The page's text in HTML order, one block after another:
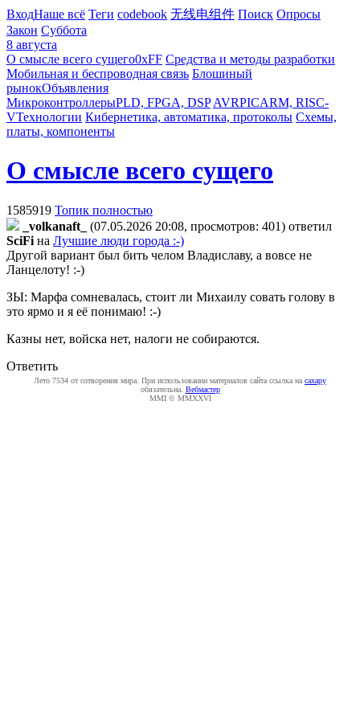
ВходНаше всё Теги codebook 无线电组件 Поиск Опросы
Закон Суббота
8 августа
О смысле всего сущего0xFF Средства и методы разработки
Мобильная и беспроводная связь Блошиный
рынокОбъявления
МикроконтроллерыPLD, FPGA, DSP AVRPICARM, RISC-
VТехнологии Кибернетика, автоматика, протоколы Схемы,
платы, компоненты
О смысле всего сущего
1585919 Топик полностью
_volkanaft_
(07.05.2026 20:08, просмотров: 401) ответил
SciFi на Лучшие люди города :-)
Другой вариант был бить челом Владиславу, а вовсе не
Ланцелоту! :-)
ЗЫ: Марфа сомневалась, стоит ли Михаилу совать голову в
это ярмо и я её понимаю! :-)
Казны нет, войска нет, налоги не собираются.
Ответить
Лето 7534 от сотворения мира. При использовании материалов сайта ссылка на caxapу
обязательна. Вебмастер
MMI © MMXXVI